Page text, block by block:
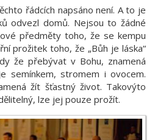
řádcích napsáno není. A to je
odvezl domů. Nejsou to žádné
předměty toho, že se kempu
prožitek toho, že „Bůh je láska“
že přebývat v Bohu, znamená
semínkem, stromem i ovocem.
žít šťastný život. Takovýto
lze jej pouze prožít.